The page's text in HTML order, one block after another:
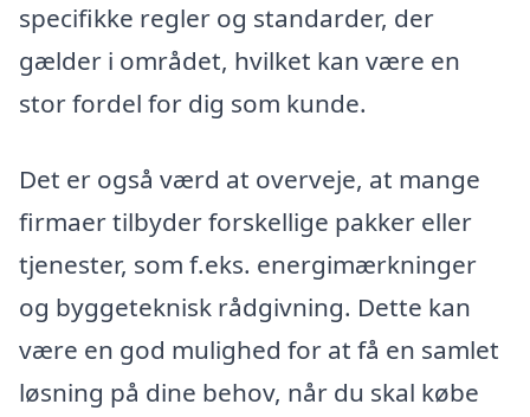
specifikke regler og standarder, der
gælder i området, hvilket kan være en
stor fordel for dig som kunde.
Det er også værd at overveje, at mange
firmaer tilbyder forskellige pakker eller
tjenester, som f.eks. energimærkninger
og byggeteknisk rådgivning. Dette kan
være en god mulighed for at få en samlet
løsning på dine behov, når du skal købe